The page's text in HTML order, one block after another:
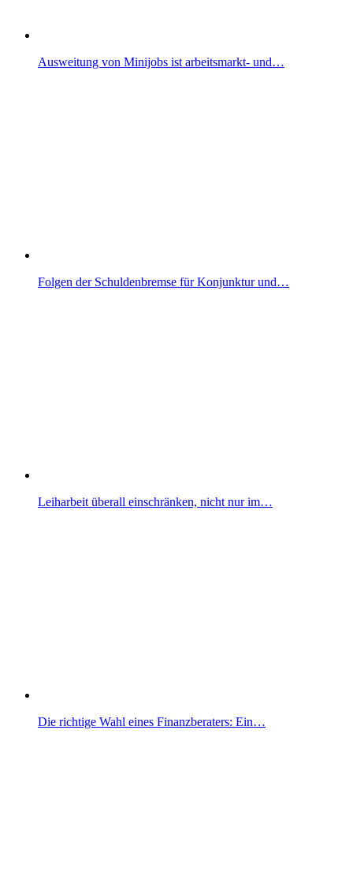
Ausweitung von Minijobs ist arbeitsmarkt- und…
Folgen der Schuldenbremse für Konjunktur und…
Leiharbeit überall einschränken, nicht nur im…
Die richtige Wahl eines Finanzberaters: Ein…